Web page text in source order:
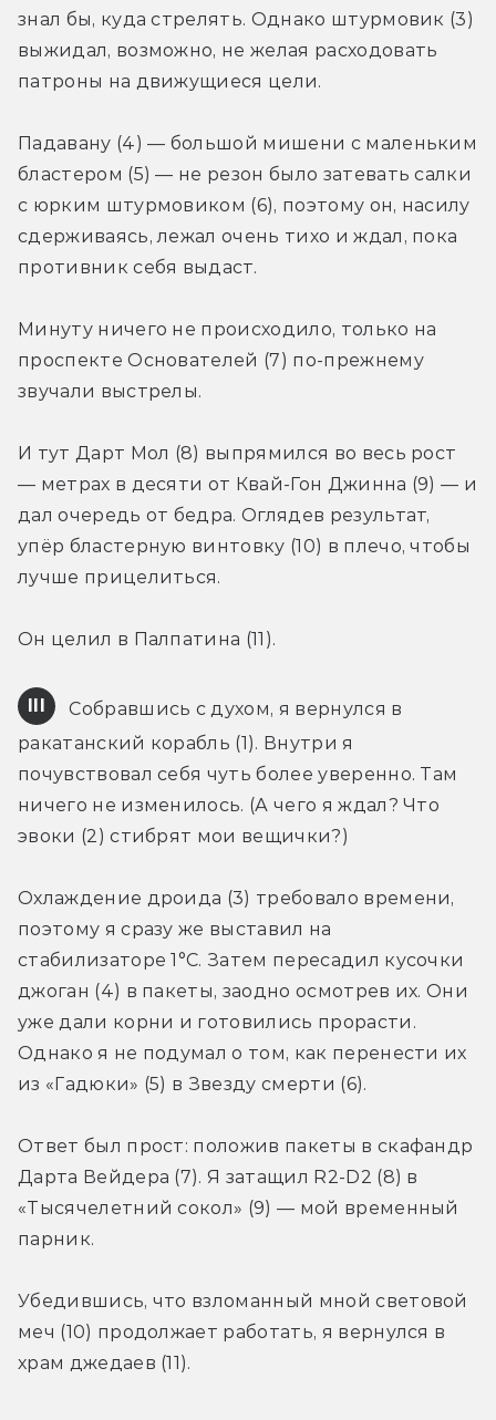
знал бы, куда стрелять. Однако штурмовик (3)
выжидал, возможно, не желая расходовать
патроны на движущиеся цели.
Падавану (4) — большой мишени с маленьким
бластером (5) — не резон было затевать салки
с юрким штурмовиком (6), поэтому он, насилу
сдерживаясь, лежал очень тихо и ждал, пока
противник себя выдаст.
Минуту ничего не происходило, только на
проспекте Основателей (7) по-прежнему
звучали выстрелы.
И тут Дарт Мол (8) выпрямился во весь рост
— метрах в десяти от Квай-Гон Джинна (9) — и
дал очередь от бедра. Оглядев результат,
упёр бластерную винтовку (10) в плечо, чтобы
лучше прицелиться.
Он целил в Палпатина (11).
III
Собравшись с духом, я вернулся в
ракатанский корабль (1). Внутри я
почувствовал себя чуть более уверенно. Там
ничего не изменилось. (А чего я ждал? Что
эвоки (2) стибрят мои вещички?)
Охлаждение дроида (3) требовало времени,
поэтому я сразу же выставил на
стабилизаторе 1°C. Затем пересадил кусочки
джоган (4) в пакеты, заодно осмотрев их. Они
уже дали корни и готовились прорасти.
Однако я не подумал о том, как перенести их
из «Гадюки» (5) в Звезду смерти (6).
Ответ был прост: положив пакеты в скафандр
Дарта Вейдера (7). Я затащил R2-D2 (8) в
«Тысячелетний сокол» (9) — мой временный
парник.
Убедившись, что взломанный мной световой
меч (10) продолжает работать, я вернулся в
храм джедаев (11).